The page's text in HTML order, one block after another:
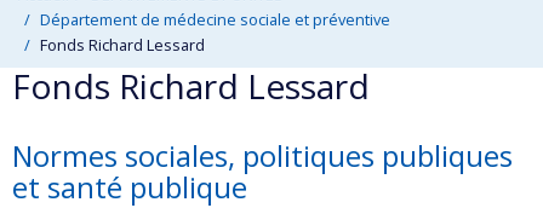
Département de médecine sociale et préventive
Fonds Richard Lessard
Fonds Richard Lessard
Normes sociales, politiques publiques
et santé publique